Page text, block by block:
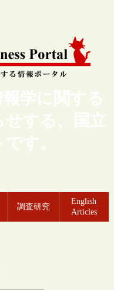
学に関する
する、国立
す。
調査研究
English
Articles